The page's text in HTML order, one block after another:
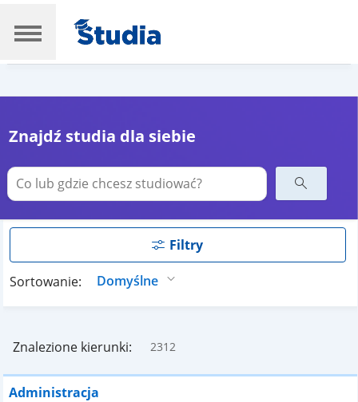
Znajdź studia dla siebie
Filtry
Sortowanie:
Znalezione kierunki: 2312
Administracja